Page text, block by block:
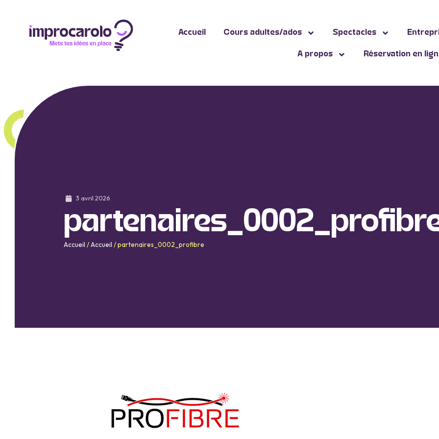
Accueil Cours adultes/ados Spectacles
A propos Réservation en
3 avril 2026
Accueil /Accueil /partenaires_0002_profibre